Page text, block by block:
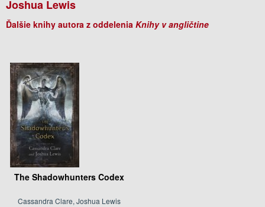
Joshua Lewis
Ďalšie knihy autora z oddelenia Knihy v angličtine
The Shadowhunters Codex
Cassandra Clare, Joshua Lewis